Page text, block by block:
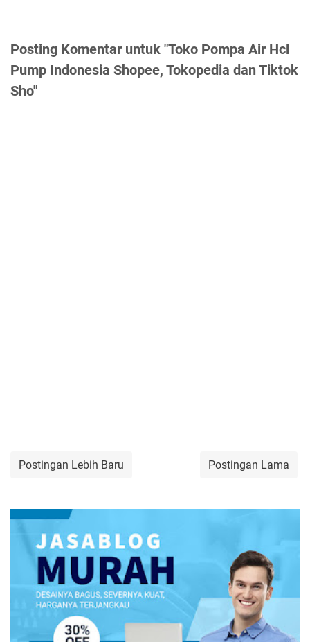
Posting Komentar untuk "Toko Pompa Air Hcl
Pump Indonesia Shopee, Tokopedia dan Tiktok
Sho"
Postingan Lebih Baru Postingan Lama